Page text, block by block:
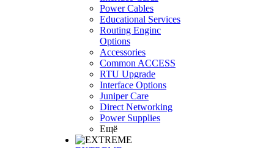
Power Cables
Educational Services
Routing Enginc
Options
Accessories
Common ACCESS
RTU Upgrade
Interface Options
Juniper Care
Direct Networking
Power Supplies
Ещё